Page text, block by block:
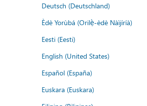
Deutsch (Deutschland)
Èdè Yorùbá (Orilẹ̀-èdè Nàìjíríà)
Eesti (Eesti)
English (United States)
Español (España)
Euskara (Euskara)